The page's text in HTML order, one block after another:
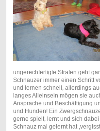
ungerechfertigte Strafen geht
Schnauzer immer einen Schritt
und lernen schnell, allerdings
langes Alleinsein mögen sie
Ansprache und Beschäftigung
und Hunden! Ein
gerne spielt, lernt und sich
Schnauz mal gelernt hat